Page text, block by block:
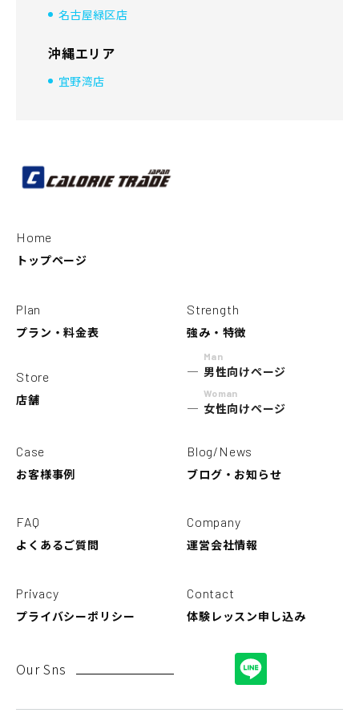
名古屋緑区店
沖縄エリア
宜野湾店
Our Sns
Home
トップページ
Plan
プラン・料金表
Blog/News
ブログ・お知らせ
Store
店舗
Strength
強み・特徴
Case
お客様事例
FAQ
よくあるご質問
Contact
体験レッスン申し込み
Man
男性向けページ
Woman
女性向けページ
Company
運営会社情報
Privacy
プライバシーポリシー